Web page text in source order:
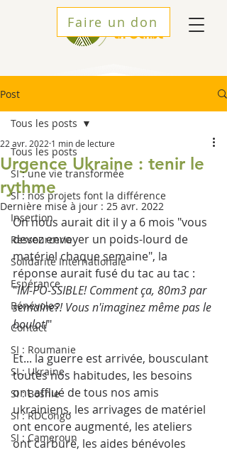
Faire un don
Post
Tous les posts
SI : une vie transformée
SI : nos projets font la différence
Insertion
Ressourcerie
Solidarité Internationale
Espérance
Bénévoles
Contact
SI : Roumanie
SI : Ukraine
SI : Bosnie
SI : RDCongo
SI : Cameroun
Tous les posts
Urgence Ukraine : tenir le
rythme
22 avr. 2022 1 min de lecture
Dernière mise à jour : 25 avr. 2022
On nous aurait dit il y a 6 mois "vous
devez envoyer un poids-lourd de
matériel chaque semaine", la
réponse aurait fusé du tac au tac :
"IM-PO-SSIBLE! Comment ça, 80m3 par
semaine?! Vous n'imaginez même pas le
boulot!"
Et... la guerre est arrivée, bousculant
toutes nos habitudes, les besoins
ont afflué de tous nos amis
ukrainiens, les arrivages de matériel
ont encore augmenté, les ateliers
ont carburé, les aides bénévoles